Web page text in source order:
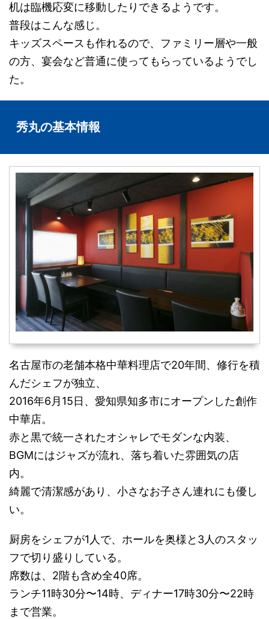
机は臨機応変に移動したりできるようです。
普段はこんな感じ。
キッズスペースも作れるので、ファミリー層や一般
の方、宴会など普通に使ってもらっているようでし
た。
秀丸の基本情報
名古屋市の老舗本格中華料理店で20年間、修行を積
んだシェフが独立、
2016年6月15日、愛知県知多市にオープンした創作
中華店。
赤と黒で統一されたオシャレでモダンな内装、
BGMにはジャズが流れ、落ち着いた雰囲気の店
内。
綺麗で清潔感があり、小さなお子さん連れにも優し
い。
厨房をシェフが1人で、ホールを奥様と3人のスタッ
フで切り盛りしている。
席数は、2階も含め全40席。
ランチ11時30分〜14時、ディナー17時30分〜22時
まで営業。